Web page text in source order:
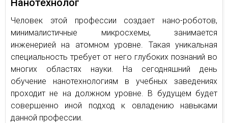
Нанотехнолог
Человек этой профессии создает нано-роботов,
минималистичные микросхемы, занимается
инженерией на атомном уровне. Такая уникальная
специальность требует от него глубоких познаний во
многих областях науки. На сегодняшний день
обучение нанотехнологиям в учебных заведениях
проходит не на должном уровне. В будущем будет
совершенно иной подход к овладению навыками
данной профессии.